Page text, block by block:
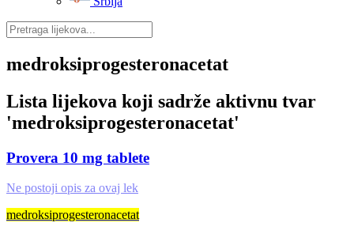
medroksiprogesteronacetat
Lista lijekova koji sadrže aktivnu tvar
'medroksiprogesteronacetat'
Provera 10 mg tablete
Ne postoji opis za ovaj lek
medroksiprogesteronacetat